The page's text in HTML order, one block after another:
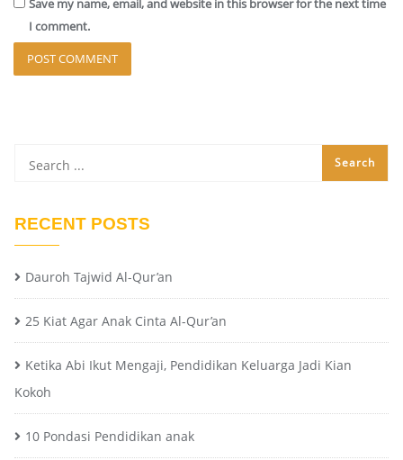
Save my name, email, and website in this browser for the next time
I comment.
RECENT POSTS
Dauroh Tajwid Al-Qur’an
25 Kiat Agar Anak Cinta Al-Qur’an
Ketika Abi Ikut Mengaji, Pendidikan Keluarga Jadi Kian
Kokoh
10 Pondasi Pendidikan anak